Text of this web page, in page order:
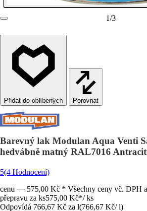
1/3
Porovnat
Barevný lak Modulan Aqua Venti
hedvábně matný RAL7016
5(4 Hodnocení)
cenu — 575,00 Kč * Všechny ceny vč. DPH a
přepravu za ks575,00 Kč*/ ks
Odpovídá 766,67 Kč za l(766,67 Kč/ l)